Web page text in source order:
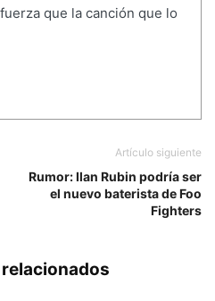
que la canción que lo
Artículo siguiente
Rumor: Ilan Rubin podría ser
el nuevo baterista de Foo
Fighters